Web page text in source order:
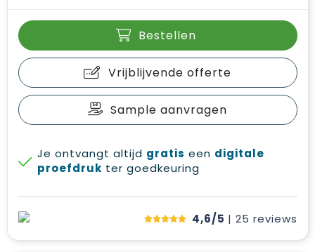
Bestellen
Vrijblijvende offerte
Sample aanvragen
Je ontvangt altijd gratis een digitale
proefdruk ter goedkeuring
4,6/5 | 25 reviews